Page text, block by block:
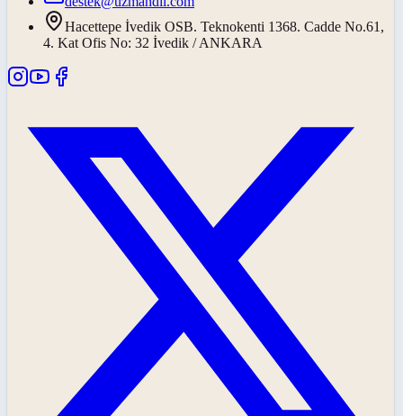
Hacettepe İvedik OSB. Teknokenti 1368. Cadde No.61,
4. Kat Ofis No: 32 İvedik / ANKARA